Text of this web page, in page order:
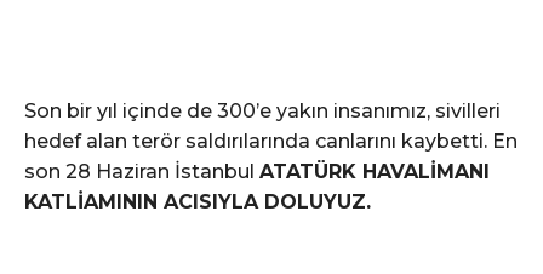
Son bir yıl içinde de 300’e yakın insanımız, sivilleri
hedef alan terör saldırılarında canlarını kaybetti. En
son 28 Haziran İstanbul ATATÜRK HAVALİMANI
KATLİAMININ ACISIYLA DOLUYUZ.